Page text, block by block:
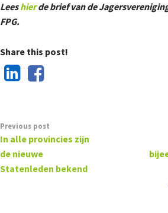
Leeshierde brief van de
FPG.
Share this post!
Previous post
In alle provincies zijn
de nieuwe
Statenleden bekend